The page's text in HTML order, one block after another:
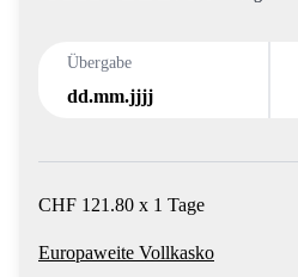
Übergabe
dd.mm.jjjj
CHF 121.80 x 1 Tage
Europaweite Vollkasko